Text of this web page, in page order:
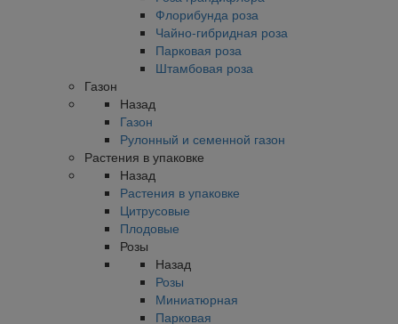
Флорибунда роза
Чайно-гибридная роза
Парковая роза
Штамбовая роза
Газон
Назад
Газон
Рулонный и семенной газон
Растения в упаковке
Назад
Растения в упаковке
Цитрусовые
Плодовые
Розы
Назад
Розы
Миниатюрная
Парковая